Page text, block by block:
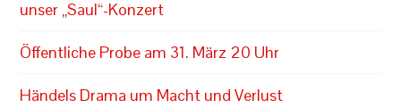
unser „Saul“-Konzert
Öffentliche Probe am 31. März 20 Uhr
Händels Drama um Macht und Verlust